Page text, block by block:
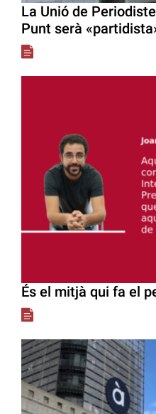
La Unió de
Punt serà
És el mitjà qui fa el